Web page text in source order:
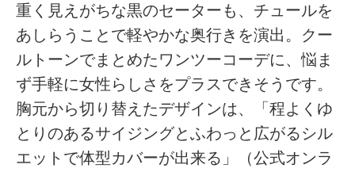
重く見えがちな黒のセーターも、チュールを
あしらうことで軽やかな奥行きを演出。クー
ルトーンでまとめたワンツーコーデに、悩ま
ず手軽に女性らしさをプラスできそうです。
胸元から切り替えたデザインは、「程よくゆ
とりのあるサイジングとふわっと広がるシル
エットで体型カバーが出来る」（公式オンラ